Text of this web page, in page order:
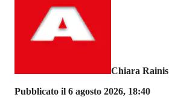
Chiara Rainis
Pubblicato il 6 agosto 2026, 18:40